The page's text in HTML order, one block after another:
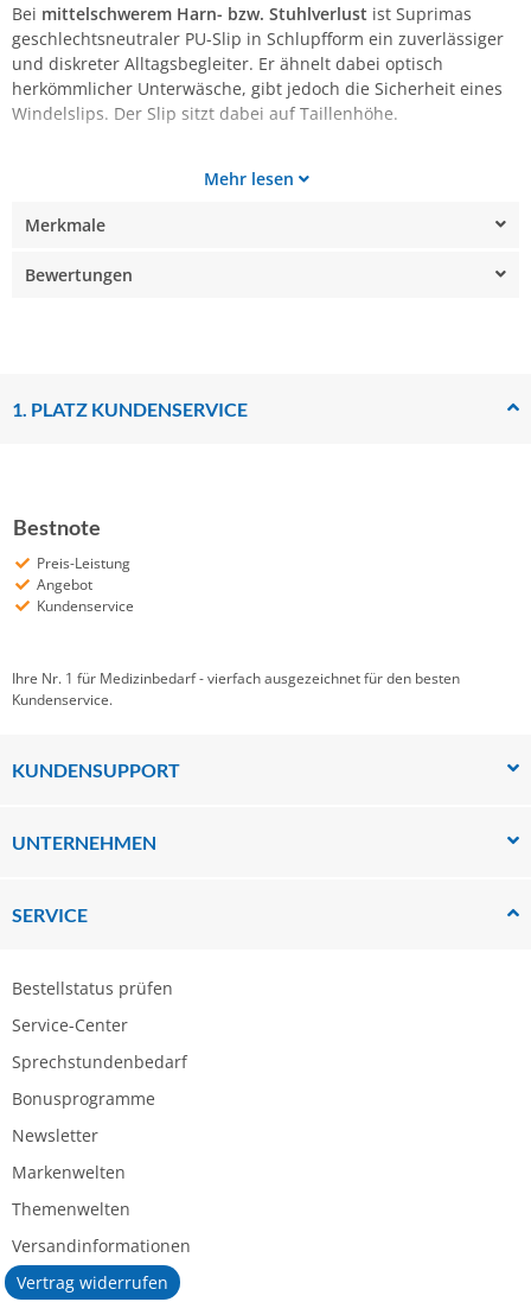
Bei mittelschwerem Harn- bzw. Stuhlverlust ist Suprimas
geschlechtsneutraler PU-Slip in Schlupfform ein zuverlässiger
und diskreter Alltagsbegleiter. Er ähnelt dabei optisch
herkömmlicher Unterwäsche, gibt jedoch die Sicherheit eines
Windelslips. Der Slip sitzt dabei auf Taillenhöhe.
Mehr lesen
Merkmale
Bewertungen
1. PLATZ KUNDENSERVICE
Bestnote
Preis-Leistung
Angebot
Kundenservice
Ihre Nr. 1 für Medizinbedarf - vierfach ausgezeichnet für den besten
Kundenservice.
KUNDENSUPPORT
UNTERNEHMEN
SERVICE
Bestellstatus prüfen
Service-Center
Sprechstundenbedarf
Bonusprogramme
Newsletter
Markenwelten
Themenwelten
Versandinformationen
Vertrag widerrufen